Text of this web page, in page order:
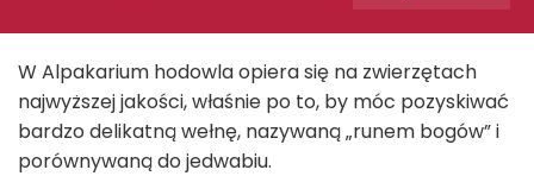
W Alpakarium hodowla opiera się na zwierzętach
najwyższej jakości, właśnie po to, by móc pozyskiwać
bardzo delikatną wełnę, nazywaną „runem bogów” i
porównywaną do jedwabiu.